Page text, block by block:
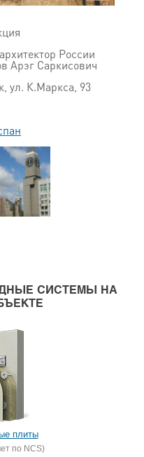
России
Арэг Саркисович
ул. К.Маркса, 93
СИСТЕМЫ НА
плиты
по NCS)